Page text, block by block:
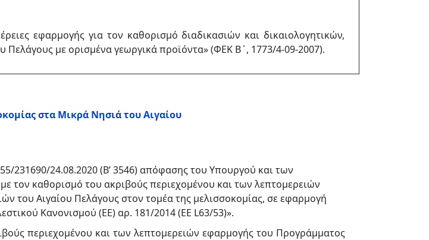
εφαρμογής για τον καθορισμό διαδικασιών και δικαιολογητικών,
με ορισμένα γεωργικά προϊόντα» (ΦΕΚ Β΄, 1773/4-09-2007).
στα Μικρά Νησιά του Αιγαίου
231690/24.08.2020 (Β’ 3546) απόφασης του Υπουργού και των
τον καθορισμό του ακριβούς περιεχομένου και των λεπτομερειών
του Αιγαίου Πελάγους στον τομέα της μελισσοκομίας, σε εφαρμογή
Κανονισμού (ΕΕ) αρ. 181/2014 (EE L63/53)».
περιεχομένου και των λεπτομερειών εφαρμογής του Προγράμματος